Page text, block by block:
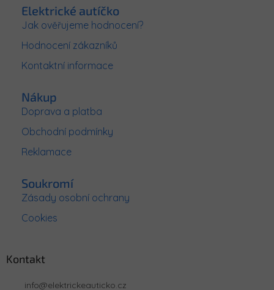
Elektrické autíčko
Jak ověřujeme hodnocení?
Hodnocení zákazníků
Kontaktní informace
Nákup
Doprava a platba
Obchodní podmínky
Reklamace
Soukromí
Zásady osobní ochrany
Cookies
Kontakt
info@elektrickeauticko.cz